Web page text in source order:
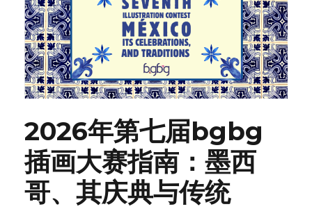
2026年第七届bgbg
插画大赛指南：墨西
哥、其庆典与传统